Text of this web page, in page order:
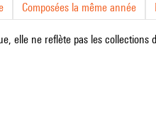
Composées la même année
elle ne reflète pas les